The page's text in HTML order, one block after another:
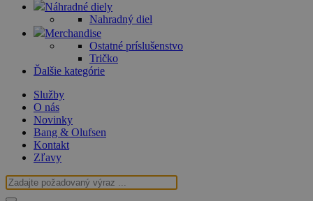
Náhradné diely
Nahradný diel
Merchandise
Ostatné príslušenstvo
Tričko
Ďalšie kategórie
Služby
O nás
Novinky
Bang & Olufsen
Kontakt
Zľavy